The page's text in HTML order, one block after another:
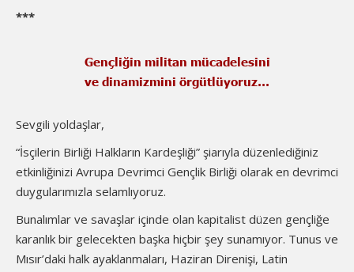
***
Gençliğin militan mücadelesini
ve dinamizmini örgütlüyoruz…
Sevgili yoldaşlar,
“İsçilerin Birliği Halkların Kardeşliği” şiarıyla düzenlediğiniz
etkinliğinizi Avrupa Devrimci Gençlik Birliği olarak en devrimci
duygularımızla selamlıyoruz.
Bunalımlar ve savaşlar içinde olan kapitalist düzen gençliğe
karanlık bir gelecekten başka hiçbir şey sunamıyor. Tunus ve
Mısır’daki halk ayaklanmaları, Haziran Direnişi, Latin